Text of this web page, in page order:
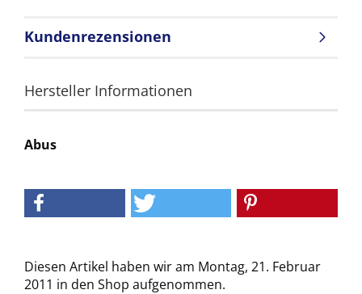
Kundenrezensionen
Hersteller Informationen
Abus
Diesen Artikel haben wir am Montag, 21. Februar
2011 in den Shop aufgenommen.